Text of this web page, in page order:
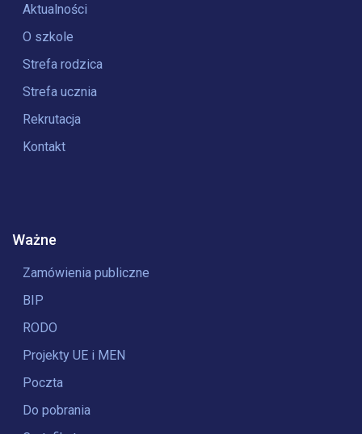
Aktualności
O szkole
Strefa rodzica
Strefa ucznia
Rekrutacja
Kontakt
Ważne
Zamówienia publiczne
BIP
RODO
Projekty UE i MEN
Poczta
Do pobrania